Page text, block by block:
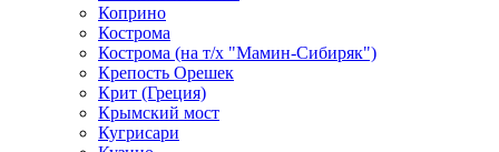
Коприно
Кострома
Кострома (на т/х "Мамин-Сибиряк")
Крепость Орешек
Крит (Греция)
Крымский мост
Кугрисари